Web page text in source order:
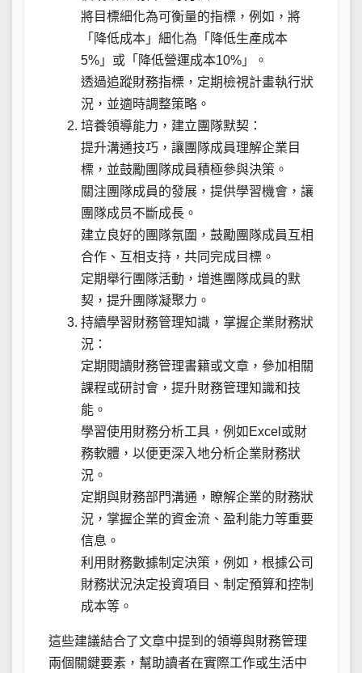
將目標細化為可衡量的指標，例如，將
「降低成本」細化為「降低生產成本
5%」或「降低營運成本10%」。
透過追蹤財務指標，定期檢視計畫執行狀
況，並適時調整策略。
培養領導能力，建立團隊默契：
提升溝通技巧，讓團隊成員理解企業目
標，並鼓勵團隊成員積極參與決策。
關注團隊成員的發展，提供學習機會，讓
團隊成员不斷成長。
建立良好的團隊氛圍，鼓勵團隊成員互相
合作、互相支持，共同完成目標。
定期舉行團隊活動，增進團隊成員的默
契，提升團隊凝聚力。
持續學習財務管理知識，掌握企業財務狀
況：
定期閱讀財務管理書籍或文章，參加相關
課程或研討會，提升財務管理知識和技
能。
學習使用財務分析工具，例如Excel或財
務軟體，以便更深入地分析企業財務狀
況。
定期與財務部門溝通，瞭解企業的財務狀
況，掌握企業的資金流、盈利能力等重要
信息。
利用財務數據制定決策，例如，根據公司
財務狀況決定投資項目、制定預算和控制
成本等。
這些建議結合了文章中提到的領導與財務管理
兩個關鍵要素，幫助讀者在實際工作或生活中